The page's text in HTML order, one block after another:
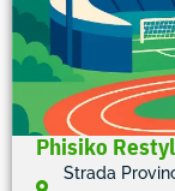
Phisiko
Strada